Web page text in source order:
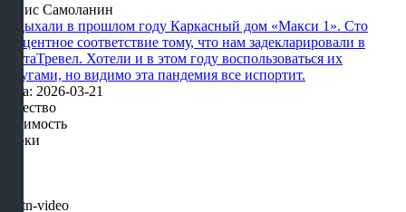
Денис Самоланин
Отдыхали в прошлом году Каркасный дом «Макси 1». Сто
процентное соответствие тому, что нам задекларировали в
КартаТревел. Хотели и в этом году воспользоваться их
услугами, но видимо эта пандемия все испортит.
Дата: 2026-03-21
Качество
Стоимость
Сроки